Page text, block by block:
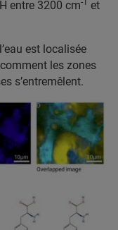
entre 3200 cm-1 et
est localisée
les zones
s’entremêlent.